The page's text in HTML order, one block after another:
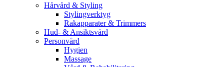
Hårvård & Styling
Stylingverktyg
Rakapparater & Trimmers
Hud- & Ansiktsvård
Personvård
Hygien
Massage